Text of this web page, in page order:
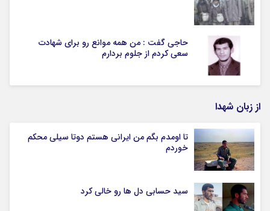
حاجی گفت : من همه موانع رو برای شهادت
سعی کردم از جلوم بردارم
از زبان شهدا
تا اومدم بگم من ایرانی هستم دوتا سیلی محکم
خوردم
سید حسابی دل ها رو خالی کرد